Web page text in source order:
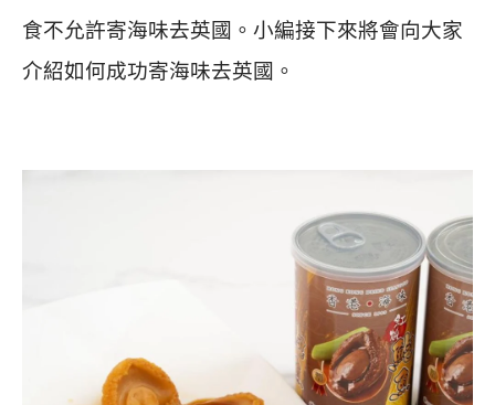
食不允許寄海味去英國。小編接下來將會向大家
介紹如何成功寄海味去英國。